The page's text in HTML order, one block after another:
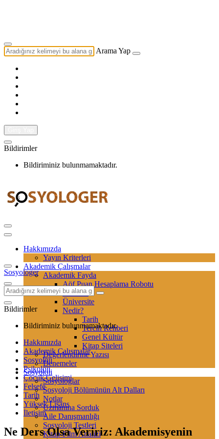
Arama Yap
Bildirimler
Bildiriminiz bulunmamaktadır.
Hakkımızda
Yayın Kriterleri
Akademik Çalışmalar
Akademik Fayda
Aöf Puan Hesaplama Robotu
Sertifika
Üniversite
Nedir?
Tarih
Tercih Rehberi
Genel Kültür
Kitap Siteleri
Değerlendirme Yazısı
Denemeler
Sosyoloji
Sosyologlar
Sosyoloji Bölümünün Alt Dalları
Notlar
Uzmanına Sorduk
Aile Danışmanlığı
Sosyoloji Testleri
Kitap-Film Analizi
Sosyologer
Bildirimler
Bildiriminiz bulunmamaktadır.
Hakkımızda
Akademik Çalışmalar
Sosyoloji
Psikoloji
Çocuk Gelişimi
Felsefe
Tarih
Yüksek Lisans
İletişim
Ne Ders Olsa Veririz: Akademisyenin